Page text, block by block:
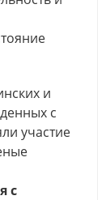
и
с
участие
с